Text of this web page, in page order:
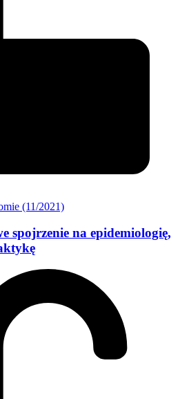
(11/2021)
spojrzenie na epidemiologię,